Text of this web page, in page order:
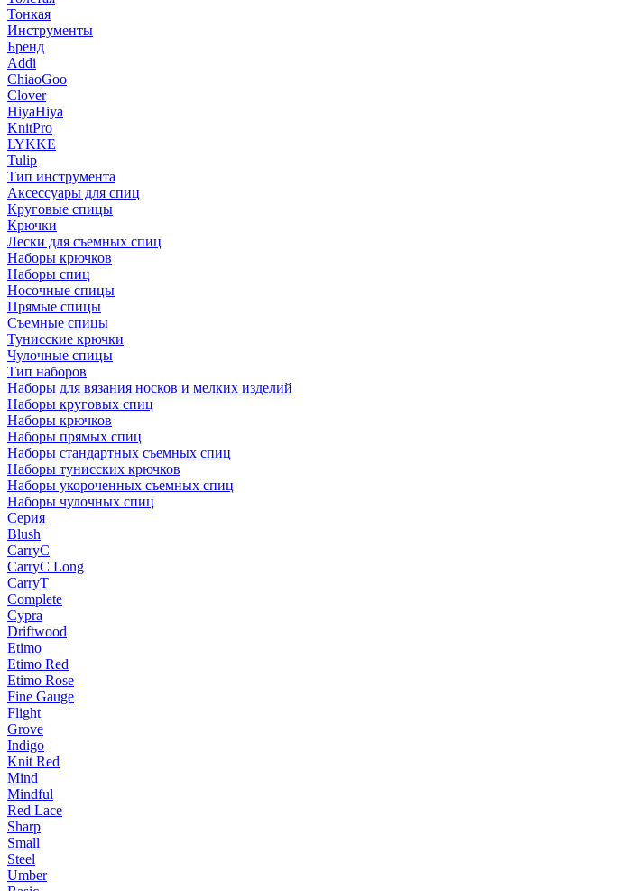
Тонкая
Инструменты
Бренд
Addi
ChiaoGoo
Clover
HiyaHiya
KnitPro
LYKKE
Tulip
Тип инструмента
Аксессуары для спиц
Круговые спицы
Крючки
Лески для съемных спиц
Наборы крючков
Наборы спиц
Носочные спицы
Прямые спицы
Съемные спицы
Тунисские крючки
Чулочные спицы
Тип наборов
Наборы для вязания носков и мелких изделий
Наборы круговых спиц
Наборы крючков
Наборы прямых спиц
Наборы стандартных съемных спиц
Наборы тунисских крючков
Наборы укороченных съемных спиц
Наборы чулочных спиц
Серия
Blush
CarryC
CarryC Long
CarryT
Complete
Cypra
Driftwood
Etimo
Etimo Red
Etimo Rose
Fine Gauge
Flight
Grove
Indigo
Knit Red
Mind
Mindful
Red Lace
Sharp
Small
Steel
Umber